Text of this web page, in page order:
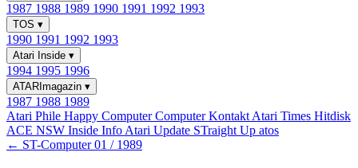
1987 1988 1989 1990 1991 1992 1993
TOS ▾
1990 1991 1992 1993
Atari Inside ▾
1994 1995 1996
ATARImagazin ▾
1987 1988 1989
Atari Phile Happy ComputerComputer Kontakt Atari Times Hitdisk
ACE NSW Inside Info Atari Update STraight Up atos
← ST-Computer 01 / 1989